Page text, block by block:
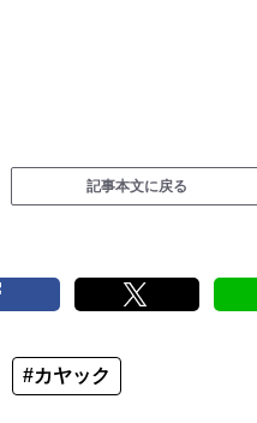
記事本文に戻る
#カヤック